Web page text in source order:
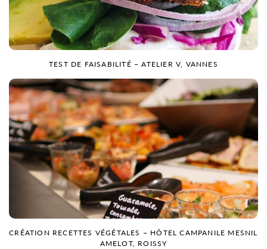
TEST DE FAISABILITÉ – ATELIER V, VANNES
CRÉATION RECETTES VÉGÉTALES – HÔTEL CAMPANILE MESNIL
AMELOT, ROISSY